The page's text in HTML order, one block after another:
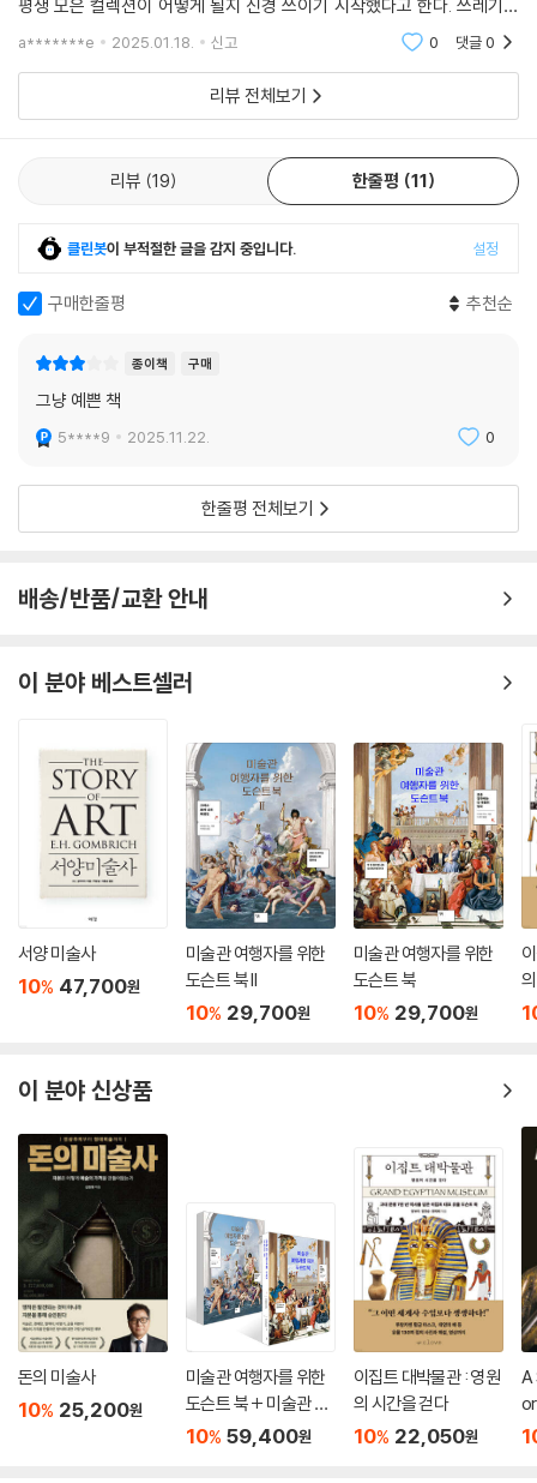
평생 모은 컬렉션이 어떻게 될지 신경 쓰이기 시작했다고 한다. 쓰레기봉
투에 담겨 형편없이 버려지느니 차라리 자신이 살아 있을 때 처분하겠다고
a*******e 2025.01.18. 신고 0 댓글0
리뷰 전체보기
리뷰 19 한줄평 11
클린봇이 부적절한 글을 감지 중입니다. 설정
구매한줄평 추천순
종이책 구매
그냥 예쁜 책
5****9 2025.11.22. 0
한줄평 전체보기
배송/반품/교환 안내
이 분야 베스트셀러
서양 미술사
10% 47,700원
미술관 여행자를 위한
도슨트 북 II
10% 29,700원
미술관 여행자를 위한
도슨트 북
10% 29,700원
이 분야 신상품
돈의 미술사
10% 25,200원
미술관 여행자를 위한
도슨트 북 + 미술관 여
행자를 위한 도슨트 북 I
10% 59,400원
이집트 대박물관 : 영원
의 시간을 걷다
10% 22,050원
A